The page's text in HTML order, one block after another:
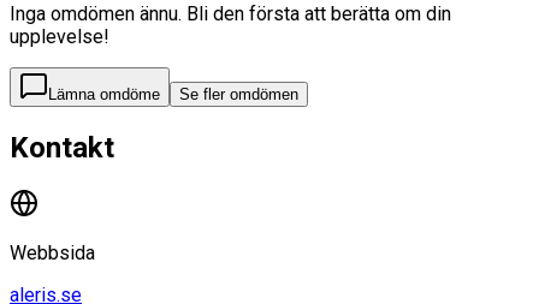
Inga omdömen ännu. Bli den första att berätta om din
upplevelse!
Lämna omdöme Se fler omdömen
Kontakt
Webbsida
aleris.se